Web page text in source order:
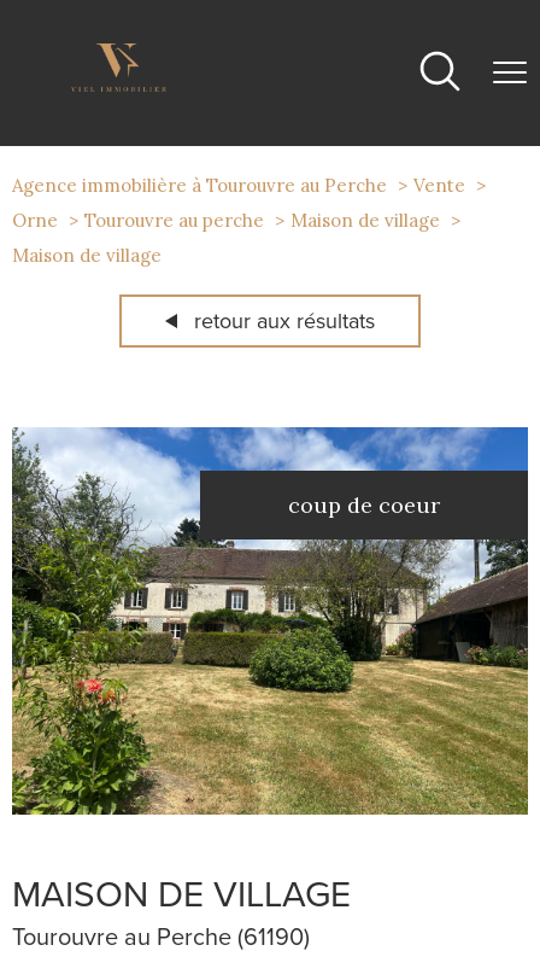
Agence immobilière à Tourouvre au Perche
Vente
Orne
Tourouvre au perche
Maison de village
Maison de village
retour aux résultats
coup de coeur
MAISON DE VILLAGE
Tourouvre au Perche (61190)